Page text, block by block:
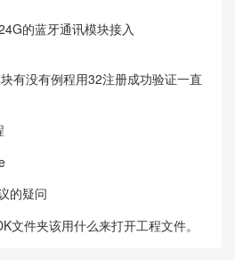
的蓝牙通讯模块接入
有没有例程用32注册成功验证一直
的疑问
文件夹该用什么来打开工程文件。